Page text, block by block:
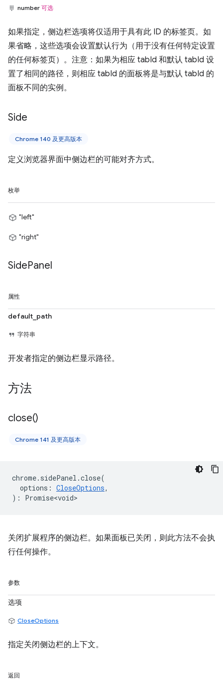
number 可选
如果指定，侧边栏选项将仅适用于具有此 ID 的标签页。如
果省略，这些选项会设置默认行为（用于没有任何特定设置
的任何标签页）。注意：如果为相应 tabId 和默认 tabId 设
置了相同的路径，则相应 tabId 的面板将是与默认 tabId 的
面板不同的实例。
Side
Chrome 140 及更高版本
定义浏览器界面中侧边栏的可能对齐方式。
枚举
"left"
"right"
SidePanel
属性
default_path
字符串
开发者指定的侧边栏显示路径。
方法
close()
Chrome 141 及更高版本
chrome. sidePanel .close(
options : CloseOptions,
) : Promise<void>
关闭扩展程序的侧边栏。如果面板已关闭，则此方法不会执
行任何操作。
参数
选项
CloseOptions
指定关闭侧边栏的上下文。
返回